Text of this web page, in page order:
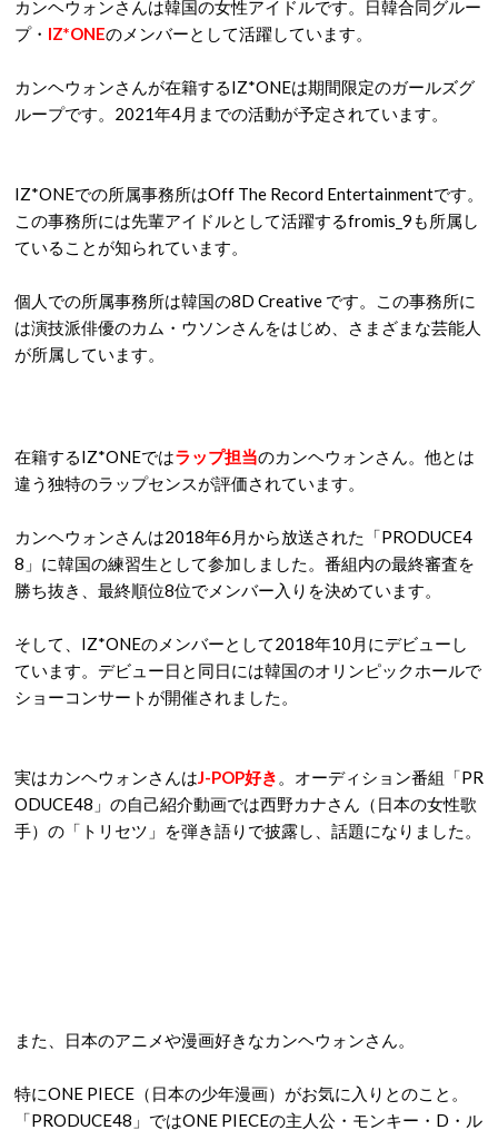
カンヘウォンさんは韓国の女性アイドルです。日韓合同グルー
プ・ IZ*ONEのメンバーとして活躍しています。
カンヘウォンさんが在籍するIZ*ONEは期間限定のガールズグ
ループです。2021年4月までの活動が予定されています。
IZ*ONEでの所属事務所はOff The Record Entertainmentです。
この事務所には先輩アイドルとして活躍するfromis_9も所属し
ていることが知られています。
個人での所属事務所は韓国の8D Creative です。この事務所に
は演技派俳優のカム・ウソンさんをはじめ、さまざまな芸能人
が所属しています。
在籍するIZ*ONEではラップ担当のカンヘウォンさん。他とは
違う独特のラップセンスが評価されています。
カンヘウォンさんは2018年6月から放送された「PRODUCE4
8」に韓国の練習生として参加しました。番組内の最終審査を
勝ち抜き、最終順位8位でメンバー入りを決めています。
そして、IZ*ONEのメンバーとして2018年10月にデビューし
ています。デビュー日と同日には韓国のオリンピックホールで
ショーコンサートが開催されました。
実はカンヘウォンさんはJ-POP好き 。オーディション番組「PR
ODUCE48」の自己紹介動画では西野カナさん（日本の女性歌
手）の「トリセツ」を弾き語りで披露し、話題になりました。
また、日本のアニメや漫画好きなカンヘウォンさん。
特にONE PIECE（日本の少年漫画）がお気に入りとのこと。
「PRODUCE48」ではONE PIECEの主人公・モンキー・D・ル